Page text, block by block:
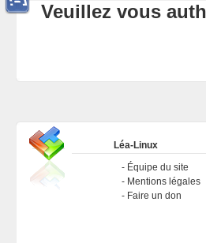
Veuillez vous
Léa-Linux
Équipe du site
Mentions légales
Faire un don